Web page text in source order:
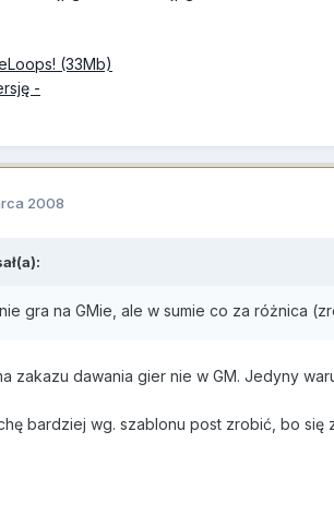
(33Mb)
-
2008
gra na GMie, ale w sumie co za różnica
zakazu dawania gier nie w GM. Jedyny
bardziej wg. szablonu post zrobić, bo